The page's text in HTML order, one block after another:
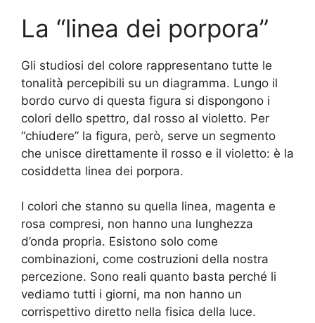
La “linea dei porpora”
Gli studiosi del colore rappresentano tutte le
tonalità percepibili su un diagramma. Lungo il
bordo curvo di questa figura si dispongono i
colori dello spettro, dal rosso al violetto. Per
“chiudere” la figura, però, serve un segmento
che unisce direttamente il rosso e il violetto: è la
cosiddetta linea dei porpora.
I colori che stanno su quella linea, magenta e
rosa compresi, non hanno una lunghezza
d’onda propria. Esistono solo come
combinazioni, come costruzioni della nostra
percezione. Sono reali quanto basta perché li
vediamo tutti i giorni, ma non hanno un
corrispettivo diretto nella fisica della luce.